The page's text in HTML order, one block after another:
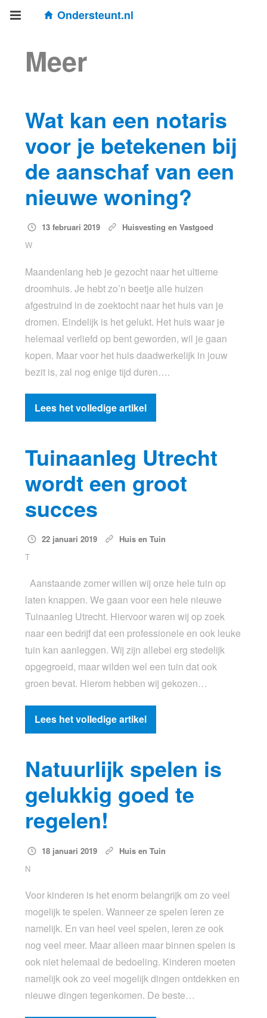
Ondersteunt.nl
Meer
Wat kan een notaris
voor je betekenen bij
de aanschaf van een
nieuwe woning?
13 februari 2019
Huisvesting en Vastgoed
W
Maandenlang heb je gezocht naar het ultieme
droomhuis. Je hebt zo’n beetje alle huizen
afgestruind in de zoektocht naar het huis van je
dromen. Eindelijk is het gelukt. Het huis waar je
helemaal verliefd op bent geworden, wil je gaan
kopen. Maar voor het huis daadwerkelijk in jouw
bezit is, zal nog enige tijd duren….
Lees het volledige artikel
Tuinaanleg Utrecht
wordt een groot
succes
22 januari 2019
Huis en Tuin
T
Aanstaande zomer willen wij onze hele tuin op
laten knappen. We gaan voor een hele nieuwe
Tuinaanleg Utrecht. Hiervoor waren wij op zoek
naar een bedrijf dat een professionele en ook leuke
tuin kan aanleggen. Wij zijn allebei erg stedelijk
opgegroeid, maar wilden wel een tuin dat ook
groen bevat. Hierom hebben wij gekozen…
Lees het volledige artikel
Natuurlijk spelen is
gelukkig goed te
regelen!
18 januari 2019
Huis en Tuin
N
Voor kinderen is het enorm belangrijk om zo veel
mogelijk te spelen. Wanneer ze spelen leren ze
namelijk. En van heel veel spelen, leren ze ook
nog veel meer. Maar alleen maar binnen spelen is
ook niet helemaal de bedoeling. Kinderen moeten
namelijk ook zo veel mogelijk dingen ontdekken en
nieuwe dingen tegenkomen. De beste…